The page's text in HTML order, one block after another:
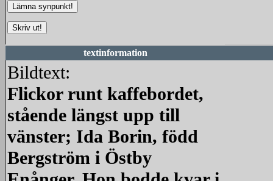
textinformation
Bildtext:
Flickor runt kaffebordet,
stående längst upp till
vänster; Ida Borin, född
Bergström i Östby